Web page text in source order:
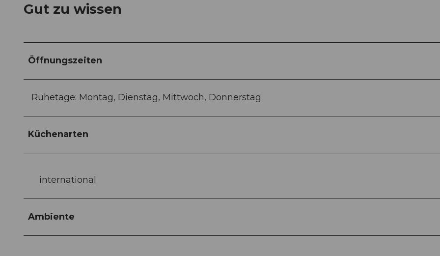
Gut zu wissen
Öffnungszeiten
Ruhetage: Montag, Dienstag, Mittwoch, Donnerstag
Küchenarten
international
Ambiente